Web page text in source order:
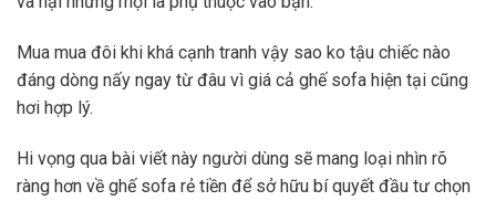
Mua mua đôi khi khá cạnh tranh vậy sao ko tậu chiếc nào
đáng dòng nấy ngay từ đâu vì giá cả ghế sofa hiện tại cũng
hơi hợp lý.
Hi vọng qua bài viết này người dùng sẽ mang loại nhìn rõ
ràng hơn về ghế sofa rẻ tiền để sở hữu bí quyết đầu tư chọn